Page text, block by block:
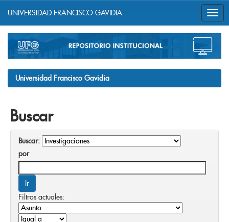
navigation
UNIVERSIDAD FRANCISCO GAVIDIA
Universidad Francisco Gavidia
Buscar
Buscar:
por
Filtros actuales: